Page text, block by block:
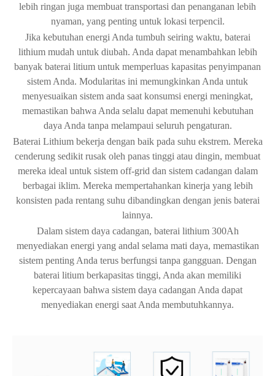
lebih ringan juga membuat transportasi dan penanganan lebih
nyaman, yang penting untuk lokasi terpencil.
Jika kebutuhan energi Anda tumbuh seiring waktu, baterai
lithium mudah untuk diubah. Anda dapat menambahkan lebih
banyak baterai litium untuk memperluas kapasitas penyimpanan
sistem Anda. Modularitas ini memungkinkan Anda untuk
menyesuaikan sistem anda saat konsumsi energi meningkat,
memastikan bahwa Anda selalu dapat memenuhi kebutuhan
daya Anda tanpa melampaui seluruh pengaturan.
Baterai Lithium bekerja dengan baik pada suhu ekstrem. Mereka
cenderung sedikit rusak oleh panas tinggi atau dingin, membuat
mereka ideal untuk sistem off-grid dan sistem cadangan dalam
berbagai iklim. Mereka mempertahankan kinerja yang lebih
konsisten pada rentang suhu dibandingkan dengan jenis baterai
lainnya.
Dalam sistem daya cadangan, baterai lithium 300Ah
menyediakan energi yang andal selama mati daya, memastikan
sistem penting Anda terus berfungsi tanpa gangguan. Dengan
baterai litium berkapasitas tinggi, Anda akan memiliki
kepercayaan bahwa sistem daya cadangan Anda dapat
menyediakan energi saat Anda membutuhkannya.